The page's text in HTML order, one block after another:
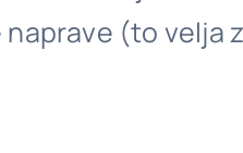
(to velja